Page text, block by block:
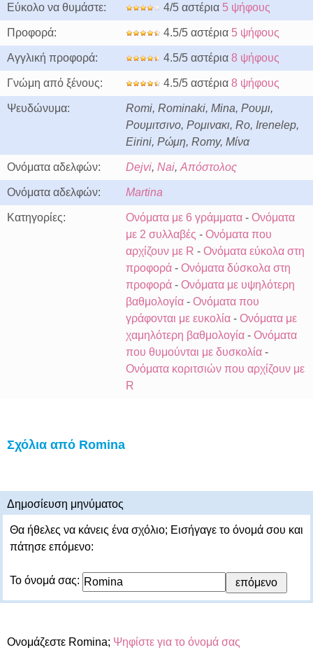
Εύκολο να θυμάστε: 4/5 αστέρια 5 ψήφους
Προφορά: 4.5/5 αστέρια 5 ψήφους
Αγγλική προφορά: 4.5/5 αστέρια 8 ψήφους
Γνώμη από ξένους: 4.5/5 αστέρια 8 ψήφους
Ψευδώνυμα:
Romi, Rominaki, Mina, Ρουμι,
Ρουμιτσινο, Ρομινακι, Ro, Irenelep,
Eirini, Ρώμη, Romy, Μίνα
Ονόματα αδελφών: Dejvi, Nai, Απόστολος
Ονόματα αδελφών: Martina
Κατηγορίες: Ονόματα με 6 γράμματα - Ονόματα
με 2 συλλαβές - Ονόματα που
αρχίζουν με R - Ονόματα εύκολα στη
προφορά - Ονόματα δύσκολα στη
προφορά - Ονόματα με υψηλότερη
βαθμολογία - Ονόματα που
γράφονται με ευκολία - Ονόματα με
χαμηλότερη βαθμολογία - Ονόματα
που θυμούνται με δυσκολία -
Ονόματα κοριτσιών που αρχίζουν με
R
Σχόλια από Romina
Δημοσίευση μηνύματος
Θα ήθελες να κάνεις ένα σχόλιο; Εισήγαγε το όνομά σου και
πάτησε επόμενο:
Το όνομά σας:
Ονομάζεστε Romina; Ψηφίστε για το όνομά σας